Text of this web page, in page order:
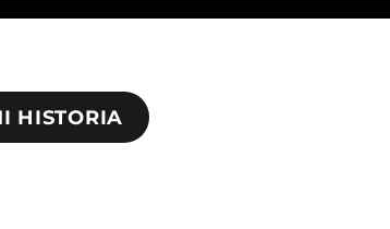
HISTORIA